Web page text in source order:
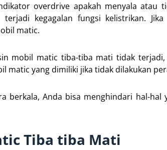
overdrive apakah menyala atau
kegagalan fungsi kelistrikan.
matic.
mobil matic tiba-tiba mati tidak
matic yang dimiliki jika tidak dilakukan
berkala, Anda bisa menghindari hal-
Tiba tiba Mati